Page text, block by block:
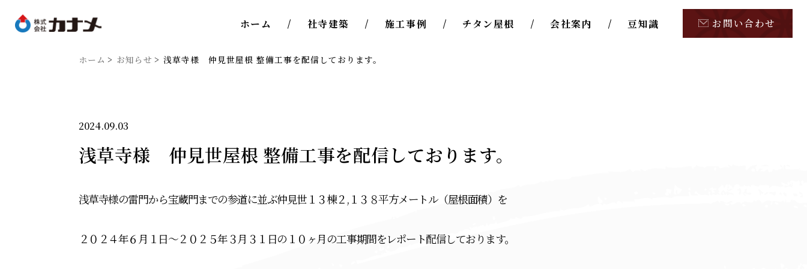
ホーム 社寺建築 施工事例 チタン屋根 会社案内 豆知識 お問い合わせ
ホーム お知らせ 浅草寺様 仲見世屋根 整備工事を配信しております。
2024.09.03
浅草寺様 仲見世屋根 整備工事を配信しております。
浅草寺様の雷門から宝蔵門までの参道に並ぶ仲見世１３棟２,１３８平方メートル（屋根面積）を
２０２４年６月１日～２０２５年３月３１日の１０ヶ月の工事期間をレポート配信しております。